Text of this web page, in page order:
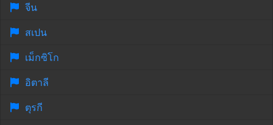
จีน
สเปน
เม็กซิโก
อิตาลี
ตุรกี